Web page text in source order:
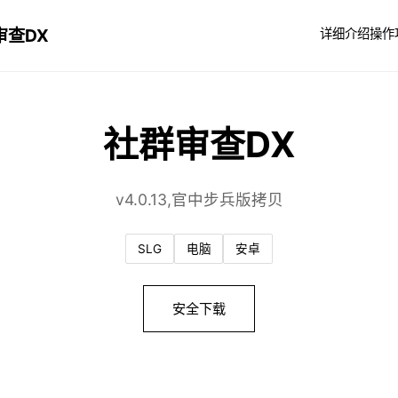
查DX 详细介绍操作
社群审查DX
v4.0.13,官中步兵版拷贝
SLG 电脑 安卓
安全下载